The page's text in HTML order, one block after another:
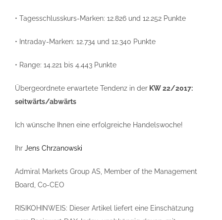
• Tagesschlusskurs-Marken: 12.826 und 12.252 Punkte
• Intraday-Marken: 12.734 und 12.340 Punkte
• Range: 14.221 bis 4.443 Punkte
Übergeordnete erwartete Tendenz in der KW 22/2017:
seitwärts/abwärts
Ich wünsche Ihnen eine erfolgreiche Handelswoche!
Ihr Jens Chrzanowski
Admiral Markets Group AS, Member of the Management
Board, Co-CEO
RISIKOHINWEIS: Dieser Artikel liefert eine Einschätzung